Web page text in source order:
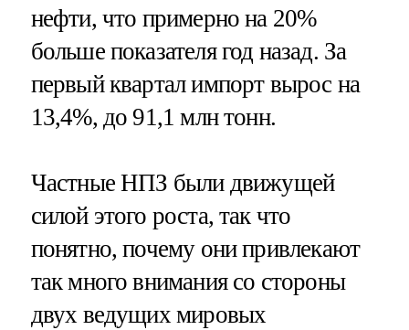
нефти, что примерно на 20%
больше показателя год назад. За
первый квартал импорт вырос на
13,4%, до 91,1 млн тонн.
Частные НПЗ были движущей
силой этого роста, так что
понятно, почему они привлекают
так много внимания со стороны
двух ведущих мировых